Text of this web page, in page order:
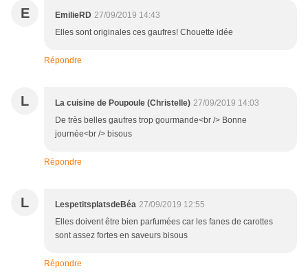
E EmilieRD 27/09/2019 14:43
Elles sont originales ces gaufres! Chouette idée
Répondre
L La cuisine de Poupoule (Christelle) 27/09/2019 14:03
De très belles gaufres trop gourmande<br /> Bonne
journée<br /> bisous
Répondre
L LespetitsplatsdeBéa 27/09/2019 12:55
Elles doivent être bien parfumées car les fanes de carottes
sont assez fortes en saveurs bisous
Répondre